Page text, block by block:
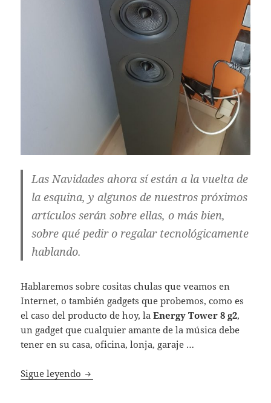
Las Navidades ahora sí están a la vuelta de
la esquina, y algunos de nuestros próximos
artículos serán sobre ellas, o más bien,
sobre qué pedir o regalar tecnológicamente
hablando.
Hablaremos sobre cositas chulas que veamos en
Internet, o también gadgets que probemos, como es
el caso del producto de hoy, laEnergy Tower 8 g2,
un gadget que cualquier amante de la música debe
tener en su casa, oficina, lonja, garaje …
Sigue leyendo Energy Tower 8 g2, un regalo ideal para